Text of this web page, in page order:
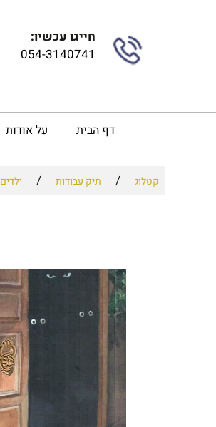
חייגו עכשיו:
054-3140741
דף הבית על אודות
קטלוג / תיק עבודות / ילדים